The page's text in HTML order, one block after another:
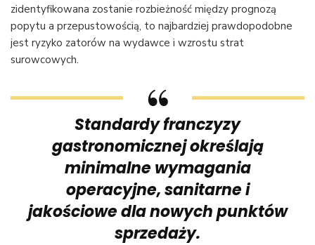
zidentyfikowana zostanie rozbieżność między prognozą
popytu a przepustowością, to najbardziej prawdopodobne
jest ryzyko zatorów na wydawce i wzrostu strat
surowcowych.
Standardy franczyzy
gastronomicznej określają
minimalne wymagania
operacyjne, sanitarne i
jakościowe dla nowych punktów
sprzedaży.